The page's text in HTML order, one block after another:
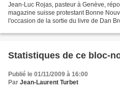
Jean-Luc Rojas, pasteur à Genève,
magazine suisse protestant Bonne
l'occasion de la sortie du livre de Dan
Statistiques de ce bloc-
Publié le 01/11/2009 à 16:00
Par Jean-Laurent Turbet